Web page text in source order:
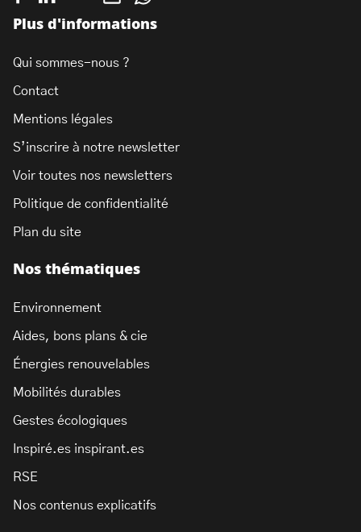
Nos thématiques
Environnement
Aides, bons plans & cie
Énergies renouvelables
Mobilités durables
Gestes écologiques
Inspiré.es inspirant.es
RSE
Nos contenus explicatifs
Plus d'informations
Qui sommes-nous ?
Contact
Mentions légales
S’inscrire à notre newsletter
Voir toutes nos newsletters
Politique de confidentialité
Plan du site